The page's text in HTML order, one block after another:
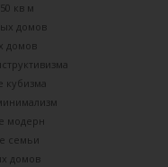
кв м
домов
домов
кубизма
модерн
семьи
домов